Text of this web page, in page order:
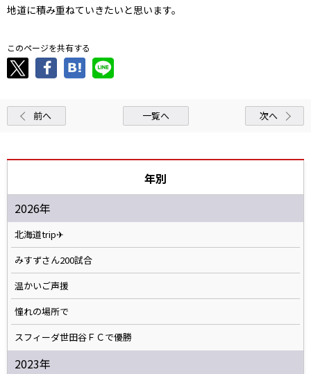
地道に積み重ねていきたいと思います。
このページを共有する
前へ 一覧へ 次へ
年別
2026年
北海道trip✈
みすずさん200試合
温かいご声援
憧れの場所で
スフィーダ世田谷ＦＣで優勝
2023年